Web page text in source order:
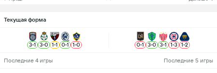
Текущая форма
3-1 3-0 1-1 0-1 1-0 0-1 3-0 3-1 1-3 1-2
Последние 4 игры Последние 5 игры